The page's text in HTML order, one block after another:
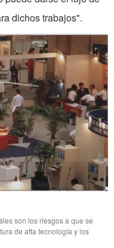
dichos trabajos".
son los riesgos a que se
de atta tecnología y los